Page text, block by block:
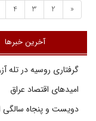
«
2
3
4
آخرین خبرها
گرفتاری روسیه در تله
امیدهای اقتصاد عراق
دویست و پنجاه سالگی